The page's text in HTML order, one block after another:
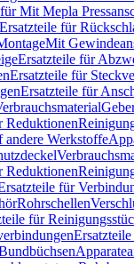
Mit Mepla
Ersatzteile für
Mit
Ersatzteile für
Ersatzteile für
Ersatzteile für
Reduktionen
andere Werkstoffe
Reduktionen
für
Rohrschellen
für